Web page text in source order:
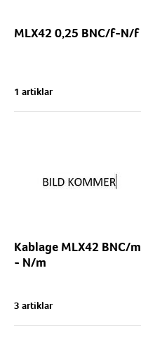
MLX42 0,25 BNC/f-N/f
1 artiklar
Kablage MLX42 BNC/m
- N/m
3 artiklar